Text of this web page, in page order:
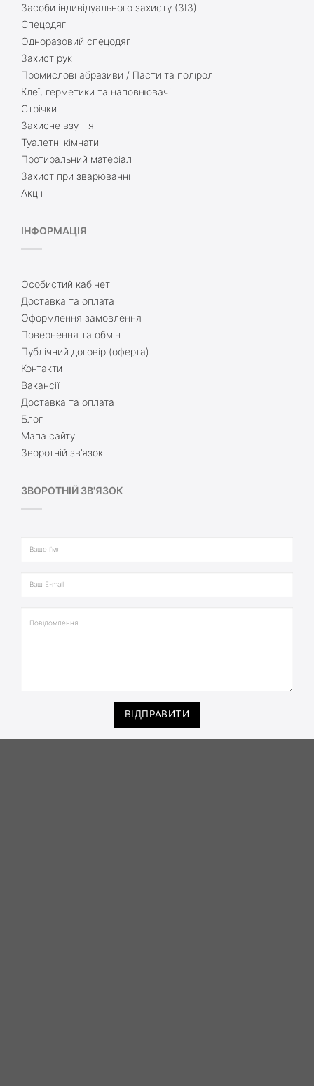
Засоби індивідуального захисту (ЗІЗ)
Спецодяг
Одноразовий спецодяг
Захист рук
Промислові абразиви / Пасти та поліролі
Клеї, герметики та наповнювачі
Стрічки
Захисне взуття
Туалетні кімнати
Протиральний матеріал
Захист при зварюванні
Акції
ІНФОРМАЦІЯ
Особистий кабінет
Доставка та оплата
Оформлення замовлення
Повернення та обмін
Публічний договір (оферта)
Контакти
Вакансії
Доставка та оплата
Блог
Мапа сайту
Зворотній зв’язок
ЗВОРОТНІЙ ЗВ'ЯЗОК
ВІДПРАВИТИ